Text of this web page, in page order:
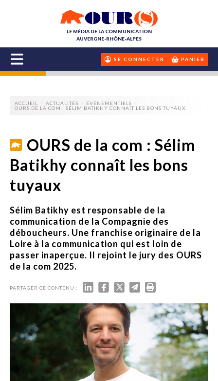
LE MÉDIA DE LA COMMUNICATION
AUVERGNE-RHÔNE-ALPES
SE CONNECTER PANIER
ACCUEIL ACTUALITÉS
ÉVÉNEMENTIELS
OURS DE LA COM : SÉLIM BATIKHY CONNAÎT LES BONS TUYAUX
OURS de la com : Sélim
Batikhy connaît les bons
tuyaux
Sélim Batikhy est responsable de la
communication de la Compagnie des
déboucheurs. Une franchise originaire de la
Loire à la communication qui est loin de
passer inaperçue. Il rejoint le jury des OURS
de la com 2025.
PARTAGER CE CONTENU :